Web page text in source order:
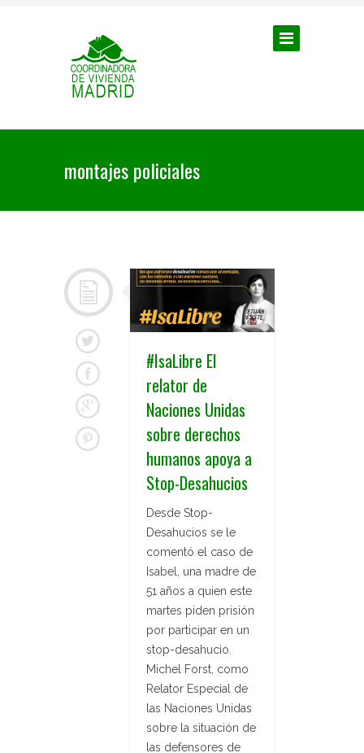
montajes policiales
#IsaLibre El
relator de
Naciones Unidas
sobre derechos
humanos apoya a
Stop-Desahucios
Desde Stop-
Desahucios se le
comentó el caso de
Isabel, una madre de
51 años a quien este
martes piden prisión
por participar en un
stop-desahucio.
Michel Forst, como
Relator Especial de
las Naciones Unidas
sobre la situación de
las defensores de